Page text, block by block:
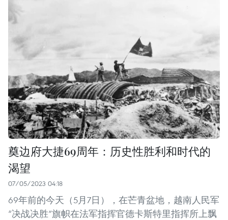
奠边府大捷69周年：历史性胜利和时代的
渴望
07/05/2023 04:18
69年前的今天（5月7日），在芒青盆地，越南人民军
“决战决胜”旗帜在法军指挥官德卡斯特里指挥所上飘